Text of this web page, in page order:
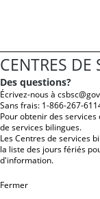
CENTRES DE
Des questions?
Écrivez-nous à
Sans frais: 1-866-267-
Pour obtenir des
de services bilingues.
Les Centres de services
la liste des jours fériés
d'information.
Fermer